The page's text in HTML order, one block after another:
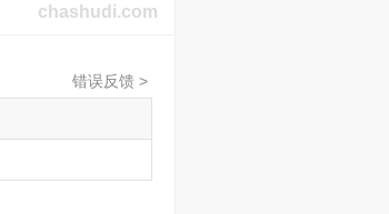
chashudi.com
错误反馈 >